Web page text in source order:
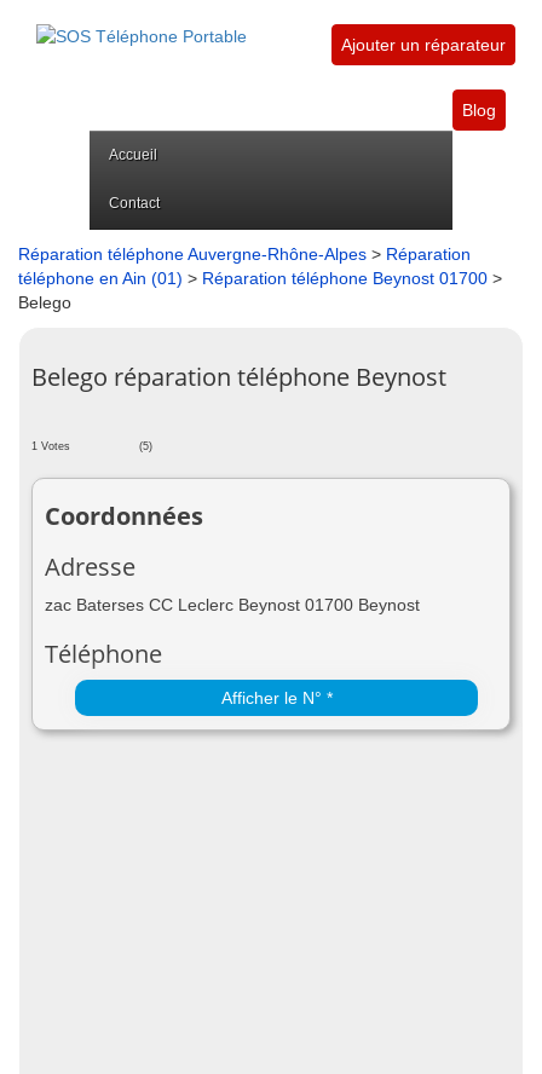
Ajouter un réparateur
Blog
Accueil
Contact
Réparation téléphone Auvergne-Rhône-Alpes > Réparation
téléphone en Ain (01) > Réparation téléphone Beynost 01700 >
Belego
Belego réparation téléphone Beynost
1 Votes (5)
Coordonnées
Adresse
zac Baterses CC Leclerc Beynost 01700 Beynost
Téléphone
Afficher le N° *